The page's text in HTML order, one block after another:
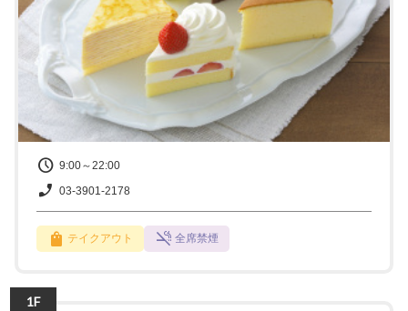
9:00～22:00
03-3901-2178
テイクアウト 全席禁煙
1F